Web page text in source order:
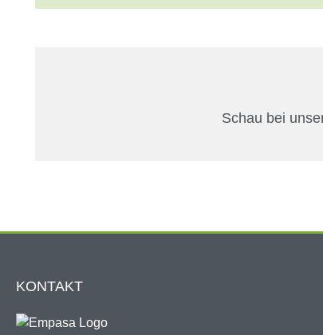
Schau bei
KONTAKT